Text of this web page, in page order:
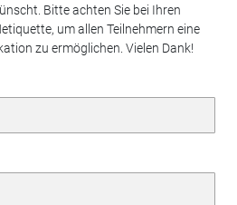
Bitte achten Sie bei Ihren
um allen Teilnehmern eine
zu ermöglichen. Vielen Dank!